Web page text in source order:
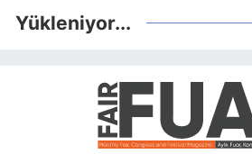
Yükleniyor...